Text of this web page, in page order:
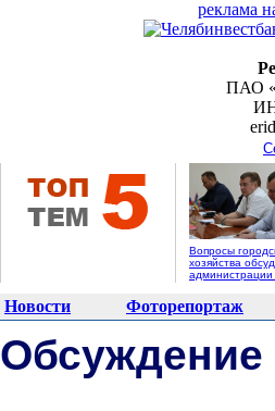
реклама
ПАО
Вопросы
хозяйства
Новости Фоторепортаж